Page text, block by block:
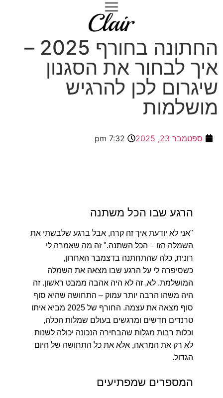
החתונה בחורף 2025 –
איך לבחור את הסגנון
שיגרום לכן להרגיש
מושלמות
ספטמבר 23, 2025 7:32 pm
הרגע שבו הכל משתנה
"אני לא יודעת איך זה קרה, אבל ברגע שלבשתי את
השמלה הזו – הכל השתנה." זה מה שאמרה לי
רונית, כלה שהתחתנה בדצמבר האחרון,
כשסיפרה לי על הרגע שבו מצאה את השמלה
המושלמת. לא, זה לא היה אהבה ממבט ראשון. זה
היה משהו הרבה יותר עמוק – התחושה שהיא סוף
סוף מצאה את עצמה. החורף של 2025 מביא איתו
טרנדים חדשים ומרגשים בעולם שמלות הכלה,
וכלות רבות מגלות שהבחירה הנכונה יכולה לשנות
לא רק את המראה, אלא את כל התחושה של היום
הגדול.
המספרים שמפתיעים